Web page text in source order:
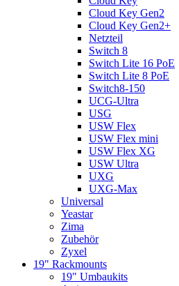
Cloud Key Gen2
Cloud Key Gen2+
Netzteil
Switch 8
Switch Lite 16 PoE
Switch Lite 8 PoE
Switch8-150
UCG-Ultra
USG
USW Flex
USW Flex mini
USW Flex XG
USW Ultra
UXG
UXG-Max
Universal
Yeastar
Zima
Zubehör
Zyxel
19" Rackmounts
19" Umbaukits